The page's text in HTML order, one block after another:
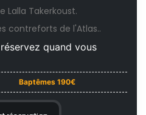
Lalla Takerkoust.
contreforts de l'Atlas..
quand vous
Baptêmes 190€